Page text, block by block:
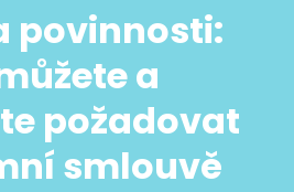
povinnosti:
a
požadovat
smlouvě